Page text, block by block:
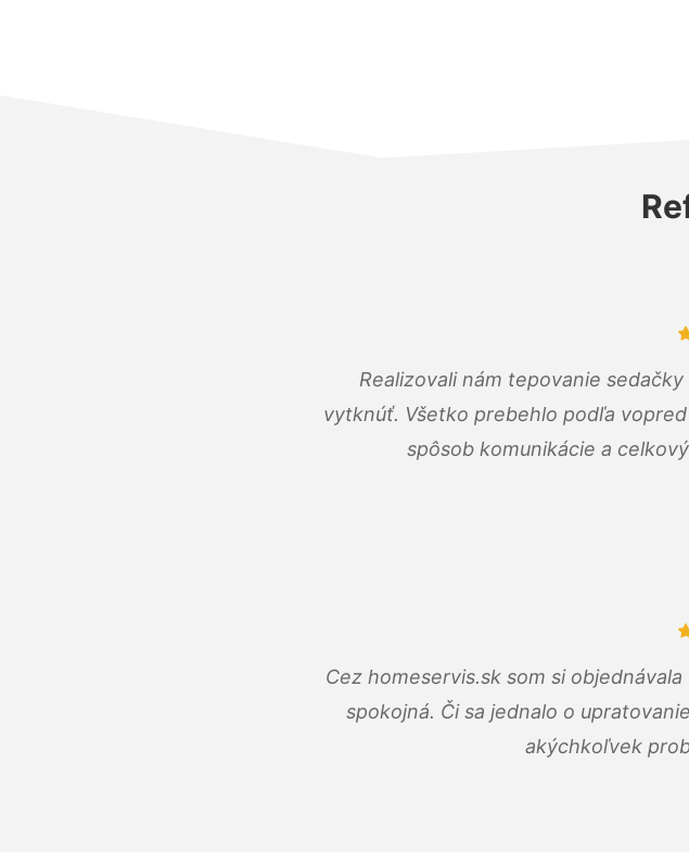
Realizovali nám tepovanie
vytknúť. Všetko prebehlo podľa
spôsob komunikácie a
Cez homeservis.sk som si
spokojná. Či sa jednalo o
akýchkoľvek